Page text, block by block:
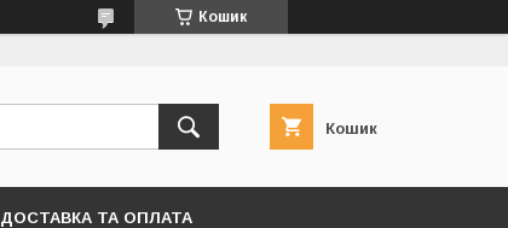
Кошик
Кошик
ДОСТАВКА ТА ОПЛАТА